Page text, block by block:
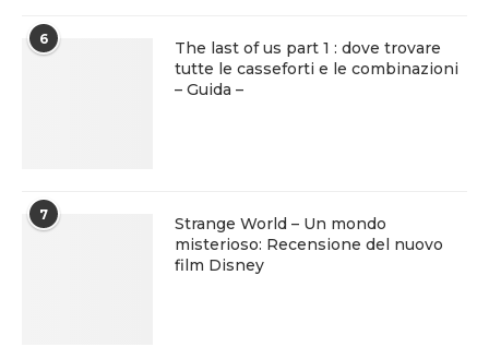
6
The last of us part 1 : dove trovare
tutte le casseforti e le combinazioni
– Guida –
7
Strange World – Un mondo
misterioso: Recensione del nuovo
film Disney